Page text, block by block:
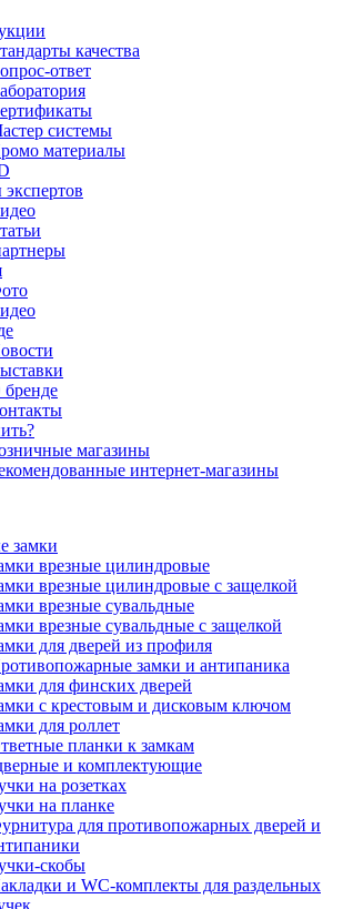
качества
ответ
системы
материалы
магазины
интернет-магазины
замки
врезные цилиндровые
врезные цилиндровые с защелкой
врезные сувальдные
врезные сувальдные с защелкой
для дверей из профиля
замки и антипаника
для финских дверей
с крестовым и дисковым ключом
для роллет
планки к замкам
и комплектующие
на розетках
на планке
для противопожарных дверей и
скобы
и WC-комплекты для раздельных